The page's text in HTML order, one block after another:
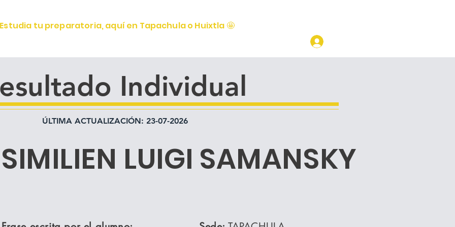
tu preparatoria, aquí en Tapachula o Huixtla 🤩
ÚLTIMA ACTUALIZACIÓN: 23-07-2026
Individual
SIMILIEN LUIGI SAMANSKY